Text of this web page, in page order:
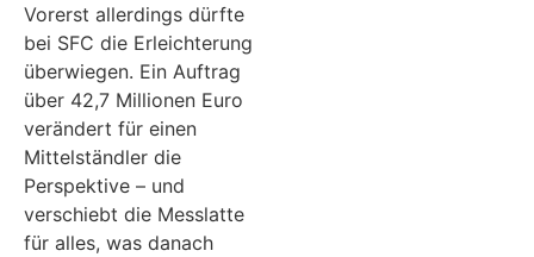
Vorerst allerdings dürfte
bei SFC die Erleichterung
überwiegen. Ein Auftrag
über 42,7 Millionen Euro
verändert für einen
Mittelständler die
Perspektive – und
verschiebt die Messlatte
für alles, was danach